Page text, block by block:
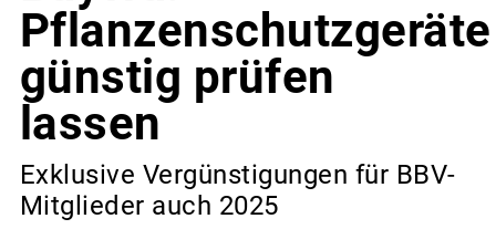
Pflanzenschutzgeräte
günstig prüfen
lassen
Exklusive Vergünstigungen für BBV-
Mitglieder auch 2025